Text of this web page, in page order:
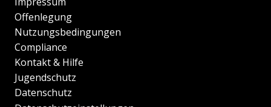
Offenlegung
Nutzungsbedingungen
Compliance
Kontakt & Hilfe
Jugendschutz
Datenschutz